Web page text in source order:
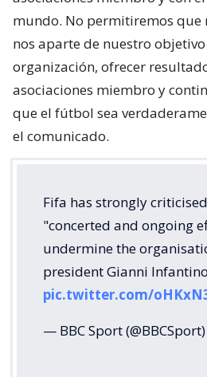
mundo. No permitiremos que
nos aparte de nuestro
organización, ofrecer
asociaciones miembro y
que el fútbol sea
el comunicado.
Fifa has strongly
"concerted and ongoing
undermine the
president Gianni
pic.twitter.com/
— BBC Sport (@BBCSport)